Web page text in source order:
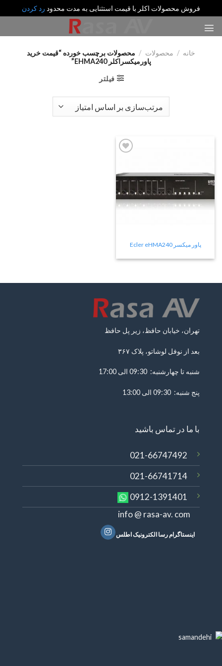
فروش محصولات اکلر با قیمت استثنایی به مدت محدود رد کردن
خانه / محصولات / محصولات برچسب خورده “قیمت خرید
پاورمیکسراکلر EHMA240”
فیلتر
wishlist
پاور میکسر Ecler eHMA240
تهران، خیابان حافظ، زیر پل حافظ
بعد از نوفل لوشاتو، پلاک ۳۶۷
شنبه تا چهارشنبه: 09:30 الی 17:00
پنج شنبه: 09:30 الی 13:00
با ما در تماس باشید
021-66747492
021-66741714
0912-1391401
info @ rasa-av. com
اینستاگرام رسا الکترونیک اطلس